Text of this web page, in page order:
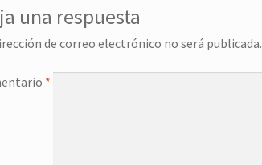
una respuesta
de correo electrónico no será publicada.
*